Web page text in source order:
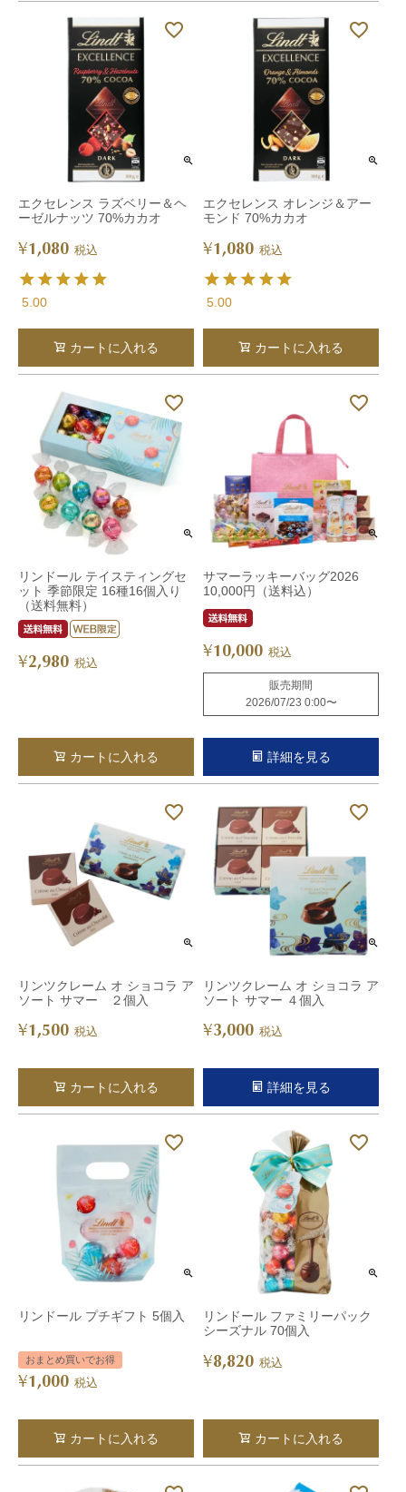
エクセレンス ラズベリー＆ヘ
ーゼルナッツ 70%カカオ
¥1,080 税込
5.00
カートに入れる
エクセレンス オレンジ＆アー
モンド 70%カカオ
¥1,080 税込
5.00
カートに入れる
リンドール テイスティングセ
ット 季節限定 16種16個入り
（送料無料）
¥2,980 税込
カートに入れる
サマーラッキーバッグ2026
10,000円（送料込）
¥10,000 税込
販売期間
2026/07/23 0:00〜
詳細を見る
リンツクレーム オ ショコラ ア
ソート サマー ２個入
¥1,500 税込
カートに入れる
リンツクレーム オ ショコラ ア
ソート サマー ４個入
¥3,000 税込
詳細を見る
リンドール プチギフト 5個入
おまとめ買いでお得
¥1,000 税込
カートに入れる
リンドール ファミリーパック
シーズナル 70個入
¥8,820 税込
カートに入れる